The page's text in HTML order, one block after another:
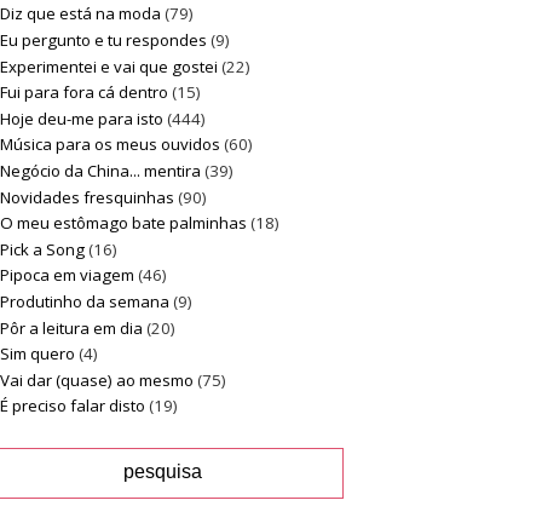
Diz que está na moda (79)
Eu pergunto e tu respondes (9)
Experimentei e vai que gostei (22)
Fui para fora cá dentro (15)
Hoje deu-me para isto (444)
Música para os meus ouvidos (60)
Negócio da China... mentira (39)
Novidades fresquinhas (90)
O meu estômago bate palminhas (18)
Pick a Song(16)
Pipoca em viagem (46)
Produtinho da semana (9)
Pôr a leitura em dia (20)
Sim quero (4)
Vai dar (quase) ao mesmo (75)
É preciso falar disto (19)